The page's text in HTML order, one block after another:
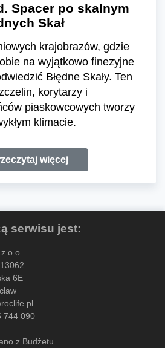
Spacer po skalnym
Skał
krajobrazów, gdzie
na wyjątkowo finezyjne
Błędne Skały. Ten
korytarzy i
piaskowcowych tworzy
klimacie.
więcej
serwisu jest:
o.o.
6E
744 090
z Budżetu